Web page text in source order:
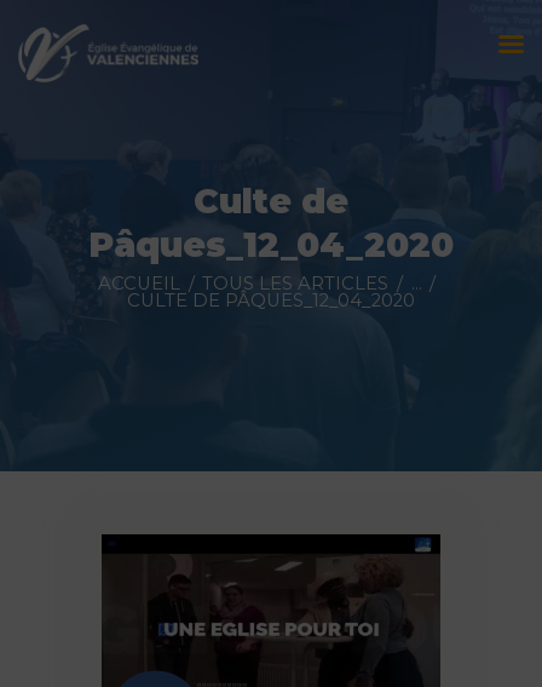
Culte de
Pâques_12_04_2020
ACCUEIL TOUS LES ARTICLES ...
CULTE DE PÂQUES_12_04_2020
Prédications